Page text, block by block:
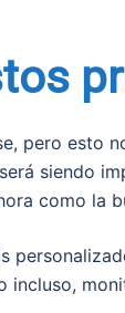
pero esto
siendo
como la
incluso,